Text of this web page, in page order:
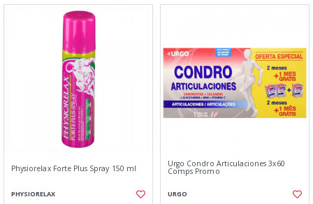
Physiorelax Forte Plus Spray 150 ml
PHYSIORELAX
Urgo Condro Articulaciones 3x60
Comps Promo
URGO